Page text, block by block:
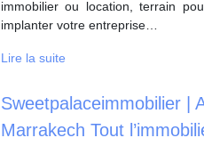
immobilier ou location, terrain
implanter votre entreprise…
Lire la suite
Sweet­palaceim­mobi­lier |
Marrakech Tout